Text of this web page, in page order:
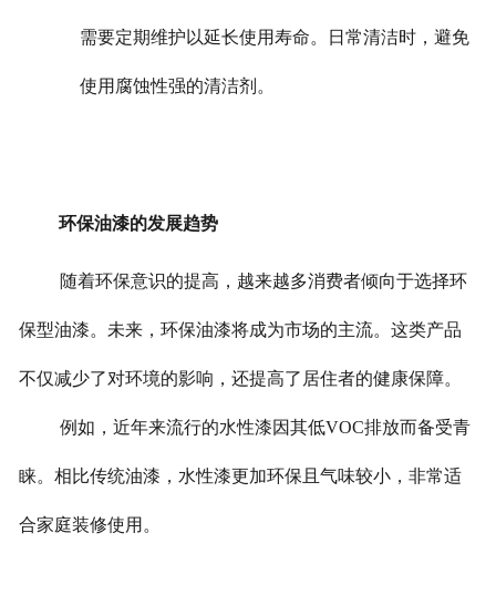
需要定期维护以延长使用寿命。日常清洁时，避免
使用腐蚀性强的清洁剂。
环保油漆的发展趋势
随着环保意识的提高，越来越多消费者倾向于选择环
保型油漆。未来，环保油漆将成为市场的主流。这类产品
不仅减少了对环境的影响，还提高了居住者的健康保障。
例如，近年来流行的水性漆因其低VOC排放而备受青
睐。相比传统油漆，水性漆更加环保且气味较小，非常适
合家庭装修使用。